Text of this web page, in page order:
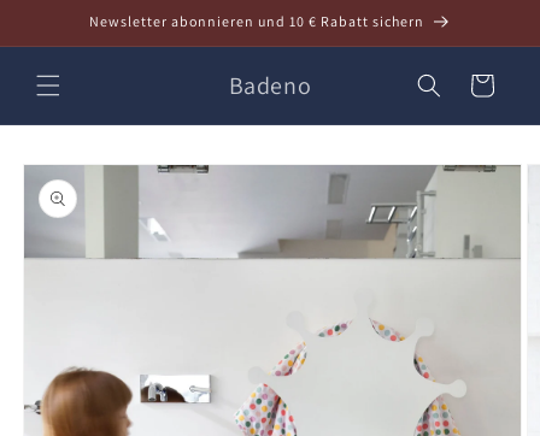
Inhalt
Newsletter abonnieren und 10 € Rabatt sichern
Badeno Warenkorb